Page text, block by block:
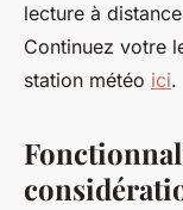
lecture à
Continuez votre
station météo ici.